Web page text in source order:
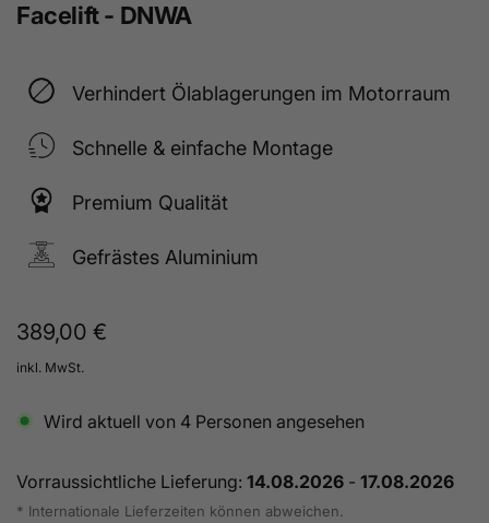
Facelift - DNWA
Verhindert Ölablagerungen im Motorraum
Schnelle & einfache Montage
Premium Qualität
Gefrästes Aluminium
Normaler
Preis
389,00 €
inkl. MwSt.
Wird aktuell von 4 Personen angesehen
Vorraussichtliche Lieferung: 14.08.2026 - 17.08.2026
* Internationale Lieferzeiten können abweichen.